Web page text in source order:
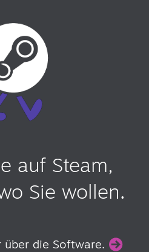
auf Steam,
Sie wollen.
über die Software.